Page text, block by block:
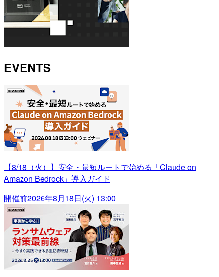
EVENTS
【8/18（火）】安全・最短ルートで始める「Claude on
Amazon Bedrock」導入ガイド
開催前2026年8月18日(火) 13:00